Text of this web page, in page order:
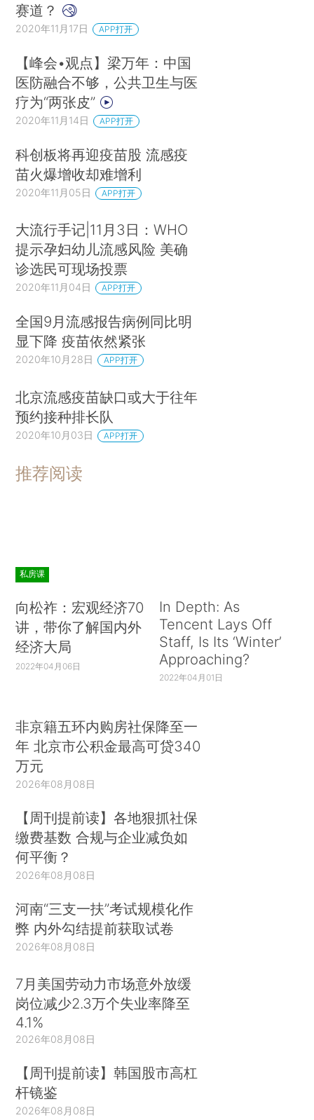
赛道？
2020年11月17日 APP打开
【峰会•观点】梁万年：中国
医防融合不够，公共卫生与医
疗为“两张皮”
2020年11月14日 APP打开
科创板将再迎疫苗股 流感疫
苗火爆增收却难增利
2020年11月05日 APP打开
大流行手记|11月3日：WHO
提示孕妇幼儿流感风险 美确
诊选民可现场投票
2020年11月04日 APP打开
全国9月流感报告病例同比明
显下降 疫苗依然紧张
2020年10月28日 APP打开
北京流感疫苗缺口或大于往年
预约接种排长队
2020年10月03日 APP打开
推荐阅读
私房课
向松祚：宏观经济70
讲，带你了解国内外
经济大局
2022年04月06日
In Depth: As
Tencent Lays Off
Staff, Is Its ‘Winter’
Approaching?
2022年04月01日
非京籍五环内购房社保降至一
年 北京市公积金最高可贷340
万元
2026年08月08日
【周刊提前读】各地狠抓社保
缴费基数 合规与企业减负如
何平衡？
2026年08月08日
河南“三支一扶”考试规模化作
弊 内外勾结提前获取试卷
2026年08月08日
7月美国劳动力市场意外放缓
岗位减少2.3万个失业率降至
4.1%
2026年08月08日
【周刊提前读】韩国股市高杠
杆镜鉴
2026年08月08日